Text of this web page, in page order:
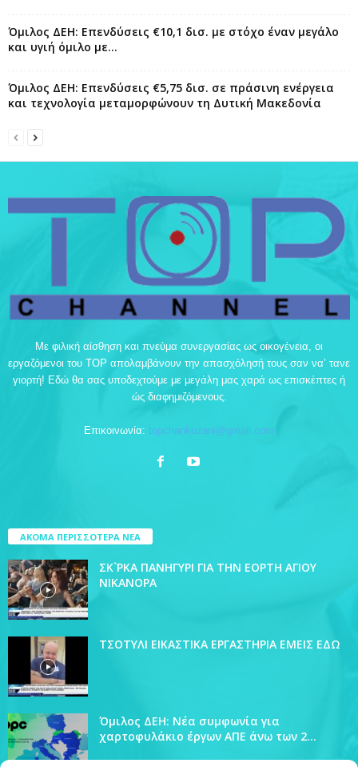
Όμιλος ΔΕΗ: Επενδύσεις €10,1 δισ. με στόχο έναν μεγάλο
και υγιή όμιλο με...
Όμιλος ΔΕΗ: Επενδύσεις €5,75 δισ. σε πράσινη ενέργεια
και τεχνολογία μεταμορφώνουν τη Δυτική Μακεδονία
Με φιλική αίσθηση και πνεύμα συνεργασίας ως οικογένεια, οι
εργαζόμενοι του TOP απολαμβάνουν την απασχόλησή τους σαν να’ τανε
γιορτή! Εδώ θα σας υποδεχτούμε με μεγάλη μας χαρά ως επισκέπτες ή
ώς διαφημιζόμενους.
Επικοινωνία: topchankozani@gmail.com
ΑΚΟΜΑ ΠΕΡΙΣΣΟΤΕΡΑ ΝΕΑ
ΣΚ`ΡΚΑ ΠΑΝΗΓΥΡΙ ΓΙΑ ΤΗΝ ΕΟΡΤΗ ΑΓΙΟΥ
ΝΙΚΑΝΟΡΑ
ΤΣΟΤΥΛΙ ΕΙΚΑΣΤΙΚΑ ΕΡΓΑΣΤΗΡΙΑ ΕΜΕΙΣ ΕΔΩ
Όμιλος ΔΕΗ: Νέα συμφωνία για
χαρτοφυλάκιο έργων ΑΠΕ άνω των 2...